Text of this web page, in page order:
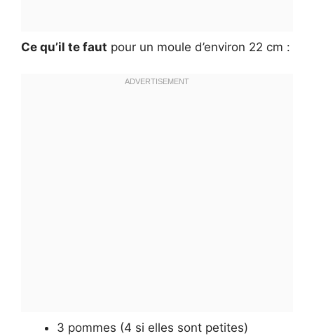
Ce qu’il te faut pour un moule d’environ 22 cm :
3 pommes (4 si elles sont petites)